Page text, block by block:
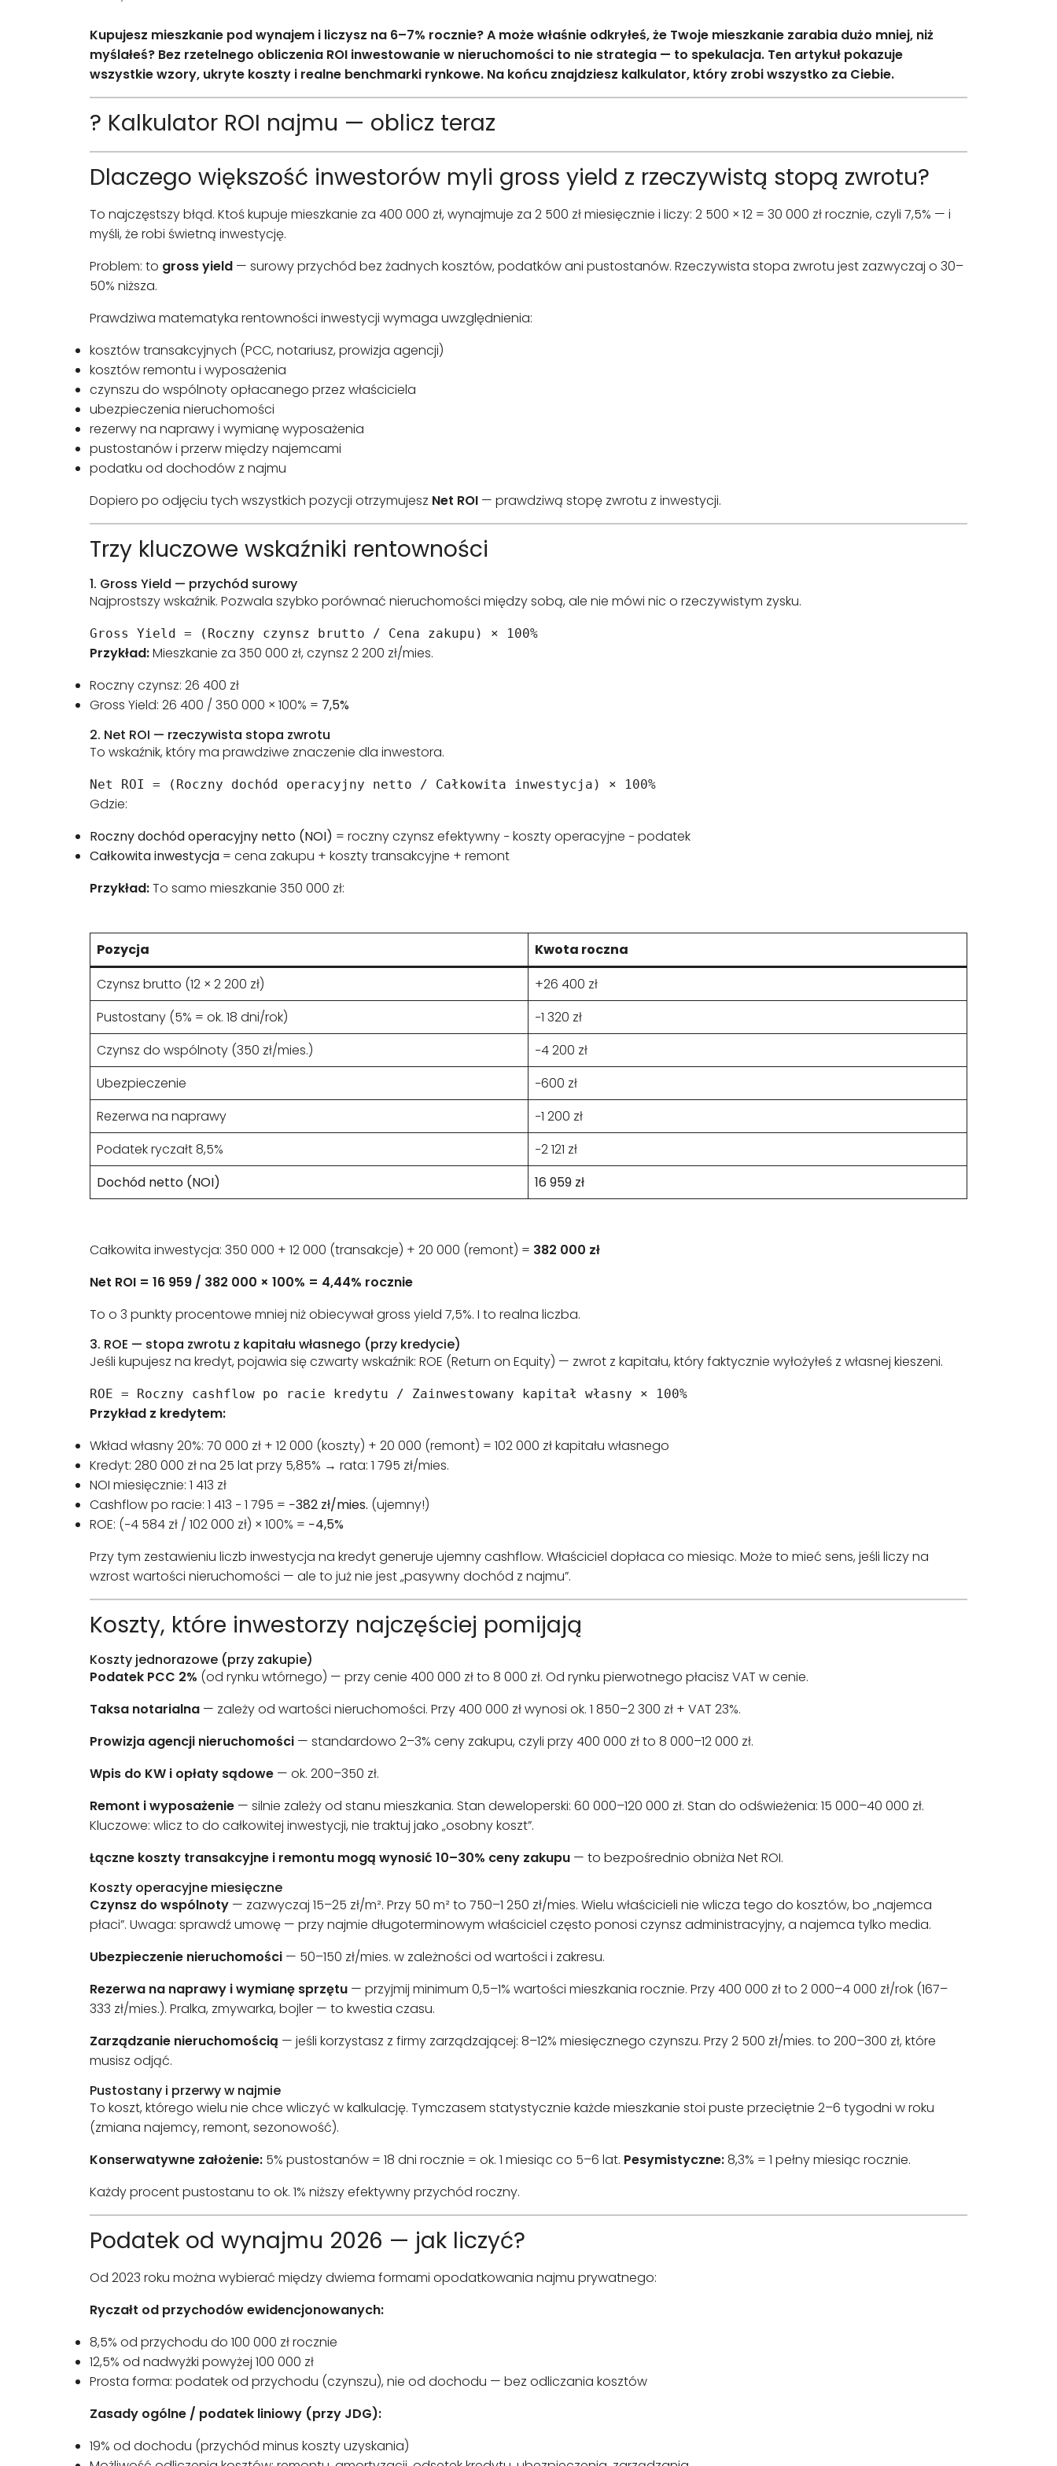
Kupujesz mieszkanie pod wynajem i liczysz na 6–7% rocznie? A może właśnie odkryłeś, że Twoje mieszkanie zarabia dużo mniej, niż
myślałeś? Bez rzetelnego obliczenia ROI inwestowanie w nieruchomości to nie strategia — to spekulacja. Ten artykuł pokazuje
wszystkie wzory, ukryte koszty i realne benchmarki rynkowe. Na końcu znajdziesz kalkulator, który zrobi wszystko za Ciebie.
? Kalkulator ROI najmu — oblicz teraz
Dlaczego większość inwestorów myli gross yield z rzeczywistą stopą zwrotu?
To najczęstszy błąd. Ktoś kupuje mieszkanie za 400 000 zł, wynajmuje za 2 500 zł miesięcznie i liczy: 2 500 × 12 = 30 000 zł rocznie, czyli 7,5% — i
myśli, że robi świetną inwestycję.
Problem: to gross yield — surowy przychód bez żadnych kosztów, podatków ani pustostanów. Rzeczywista stopa zwrotu jest zazwyczaj o 30–
50% niższa.
Prawdziwa matematyka rentowności inwestycji wymaga uwzględnienia:
kosztów transakcyjnych (PCC, notariusz, prowizja agencji)
kosztów remontu i wyposażenia
czynszu do wspólnoty opłacanego przez właściciela
ubezpieczenia nieruchomości
rezerwy na naprawy i wymianę wyposażenia
pustostanów i przerw między najemcami
podatku od dochodów z najmu
Dopiero po odjęciu tych wszystkich pozycji otrzymujesz Net ROI — prawdziwą stopę zwrotu z inwestycji.
Trzy kluczowe wskaźniki rentowności
1. Gross Yield — przychód surowy
Najprostszy wskaźnik. Pozwala szybko porównać nieruchomości między sobą, ale nie mówi nic o rzeczywistym zysku.
Gross Yield = (Roczny czynsz brutto / Cena zakupu) × 100%
Przykład:Mieszkanie za 350 000 zł, czynsz 2 200 zł/mies.
Roczny czynsz: 26 400 zł
Gross Yield: 26 400 / 350 000 × 100% = 7,5%
2. Net ROI — rzeczywista stopa zwrotu
To wskaźnik, który ma prawdziwe znaczenie dla inwestora.
Net ROI = (Roczny dochód operacyjny netto / Całkowita inwestycja) × 100%
Gdzie:
Roczny dochód operacyjny netto (NOI) = roczny czynsz efektywny − koszty operacyjne − podatek
Całkowita inwestycja = cena zakupu + koszty transakcyjne + remont
Przykład:To samo mieszkanie 350 000 zł:
Pozycja
Kwota roczna
Czynsz brutto (12 × 2 200 zł)
+26 400 zł
Pustostany (5% = ok. 18 dni/rok)
−1 320 zł
Czynsz do wspólnoty (350 zł/mies.)
−4 200 zł
Ubezpieczenie
−600 zł
Rezerwa na naprawy
−1 200 zł
Podatek ryczałt 8,5%
−2 121 zł
Dochód netto (NOI)
16 959 zł
Całkowita inwestycja: 350 000 + 12 000 (transakcje) + 20 000 (remont) = 382 000 zł
Net ROI = 16 959 / 382 000 × 100% = 4,44% rocznie
To o 3 punkty procentowe mniej niż obiecywał gross yield 7,5%. I to realna liczba.
3. ROE — stopa zwrotu z kapitału własnego (przy kredycie)
Jeśli kupujesz na kredyt, pojawia się czwarty wskaźnik: ROE (Return on Equity) — zwrot z kapitału, który faktycznie wyłożyłeś z własnej kieszeni.
ROE = Roczny cashflow po racie kredytu / Zainwestowany kapitał własny × 100%
Przykład z kredytem:
Wkład własny 20%: 70 000 zł + 12 000 (koszty) + 20 000 (remont) = 102 000 zł kapitału własnego
Kredyt: 280 000 zł na 25 lat przy 5,85% → rata: 1 795 zł/mies.
NOI miesięcznie: 1 413 zł
Cashflow po racie: 1 413 − 1 795 = −382 zł/mies. (ujemny!)
ROE: (−4 584 zł / 102 000 zł) × 100% = −4,5%
Przy tym zestawieniu liczb inwestycja na kredyt generuje ujemny cashflow. Właściciel dopłaca co miesiąc. Może to mieć sens, jeśli liczy na
wzrost wartości nieruchomości — ale to już nie jest „pasywny dochód z najmu”.
Koszty, które inwestorzy najczęściej pomijają
Koszty jednorazowe (przy zakupie)
Podatek PCC 2% (od rynku wtórnego) — przy cenie 400 000 zł to 8 000 zł. Od rynku pierwotnego płacisz VAT w cenie.
Taksa notarialna — zależy od wartości nieruchomości. Przy 400 000 zł wynosi ok. 1 850–2 300 zł + VAT 23%.
Prowizja agencji nieruchomości — standardowo 2–3% ceny zakupu, czyli przy 400 000 zł to 8 000–12 000 zł.
Wpis do KW i opłaty sądowe — ok. 200–350 zł.
Remont i wyposażenie — silnie zależy od stanu mieszkania. Stan deweloperski: 60 000–120 000 zł. Stan do odświeżenia: 15 000–40 000 zł.
Kluczowe: wlicz to do całkowitej inwestycji, nie traktuj jako „osobny koszt”.
Łączne koszty transakcyjne i remontu mogą wynosić 10–30% ceny zakupu — to bezpośrednio obniża Net ROI.
Koszty operacyjne miesięczne
Czynsz do wspólnoty — zazwyczaj 15–25 zł/m². Przy 50 m² to 750–1 250 zł/mies. Wielu właścicieli nie wlicza tego do kosztów, bo „najemca
płaci”. Uwaga: sprawdź umowę — przy najmie długoterminowym właściciel często ponosi czynsz administracyjny, a najemca tylko media.
Ubezpieczenie nieruchomości — 50–150 zł/mies. w zależności od wartości i zakresu.
Rezerwa na naprawy i wymianę sprzętu — przyjmij minimum 0,5–1% wartości mieszkania rocznie. Przy 400 000 zł to 2 000–4 000 zł/rok (167–
333 zł/mies.). Pralka, zmywarka, bojler — to kwestia czasu.
Zarządzanie nieruchomością — jeśli korzystasz z firmy zarządzającej: 8–12% miesięcznego czynszu. Przy 2 500 zł/mies. to 200–300 zł, które
musisz odjąć.
Pustostany i przerwy w najmie
To koszt, którego wielu nie chce wliczyć w kalkulację. Tymczasem statystycznie każde mieszkanie stoi puste przeciętnie 2–6 tygodni w roku
(zmiana najemcy, remont, sezonowość).
Konserwatywne założenie: 5% pustostanów = 18 dni rocznie = ok. 1 miesiąc co 5–6 lat. Pesymistyczne:8,3% = 1 pełny miesiąc rocznie.
Każdy procent pustostanu to ok. 1% niższy efektywny przychód roczny.
Podatek od wynajmu 2026 — jak liczyć?
Od 2023 roku można wybierać między dwiema formami opodatkowania najmu prywatnego:
Ryczałt od przychodów ewidencjonowanych:
8,5% od przychodu do 100 000 zł rocznie
12,5% od nadwyżki powyżej 100 000 zł
Prosta forma: podatek od przychodu (czynszu), nie od dochodu — bez odliczania kosztów
Zasady ogólne / podatek liniowy (przy JDG):
19% od dochodu (przychód minus koszty uzyskania)